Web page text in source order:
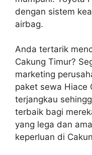
dengan sistem
airbag.
Anda tertarik
Cakung Timur?
marketing
paket sewa Hiace
terjangkau
terbaik bagi
yang lega dan
keperluan di